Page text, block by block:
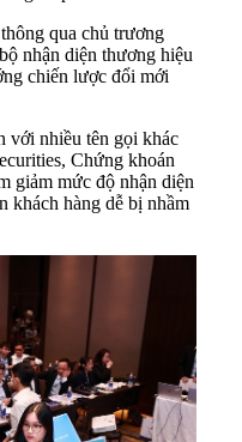
qua chủ trương
nhận diện thương hiệu
chiến lược đổi mới
với nhiều tên gọi khác
Chứng khoán
giảm mức độ nhận diện
khách hàng dễ bị nhầm